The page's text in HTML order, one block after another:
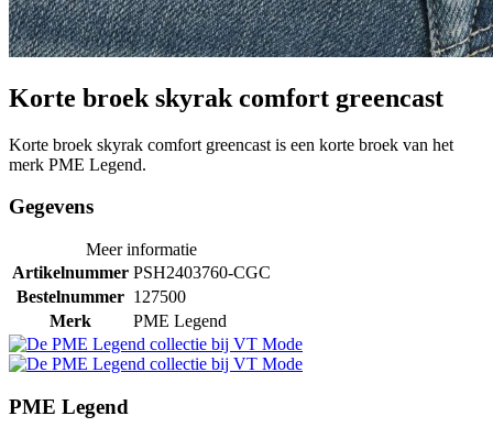
Korte broek skyrak comfort greencast
Korte broek skyrak comfort greencast is een korte broek van het
merk PME Legend.
Gegevens
Meer informatie
Artikelnummer PSH2403760-CGC
Bestelnummer 127500
Merk
PME Legend
PME Legend